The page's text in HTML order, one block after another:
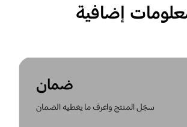
إضافية
ضمان
سجّل المنتج واعرف ما يغطيه الضمان